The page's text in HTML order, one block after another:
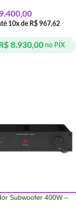
10x de R$ 967,62
R$8.930,00 no PIX
Subwoofer 400W –